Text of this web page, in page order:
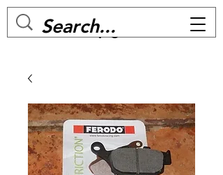
MC BIKE Perpignan